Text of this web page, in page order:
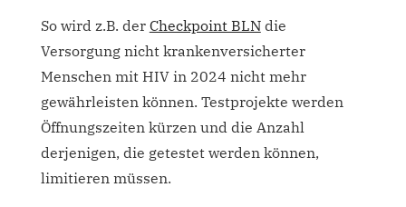
So wird z.B. der Checkpoint BLNdie
Versorgung nicht krankenversicherter
Menschen mit HIV in 2024 nicht mehr
gewährleisten können. Testprojekte werden
Öffnungszeiten kürzen und die Anzahl
derjenigen, die getestet werden können,
limitieren müssen.